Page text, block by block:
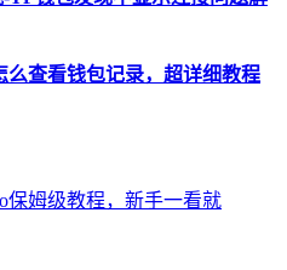
么查看钱包记录，超详细教程